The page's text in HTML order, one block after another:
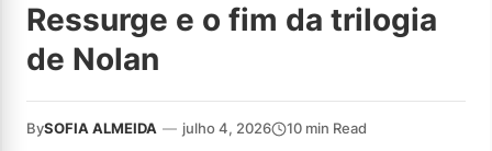
Ressurge e o fim da trilogia
de Nolan
BySOFIA ALMEIDA — julho 4, 2026 10 min Read